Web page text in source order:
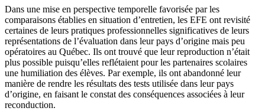
Dans une mise en perspective temporelle favorisée par les
comparaisons établies en situation d’entretien, les EFE ont revisité
certaines de leurs pratiques professionnelles significatives de leurs
représentations de l’évaluation dans leur pays d’origine mais peu
opératoires au Québec. Ils ont trouvé que leur reproduction n’était
plus possible puisqu’elles reflétaient pour les partenaires scolaires
une humiliation des élèves. Par exemple, ils ont abandonné leur
manière de rendre les résultats des tests utilisée dans leur pays
d’origine, en faisant le constat des conséquences associées à leur
reconduction.